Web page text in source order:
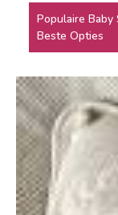
Populaire
Beste Opties